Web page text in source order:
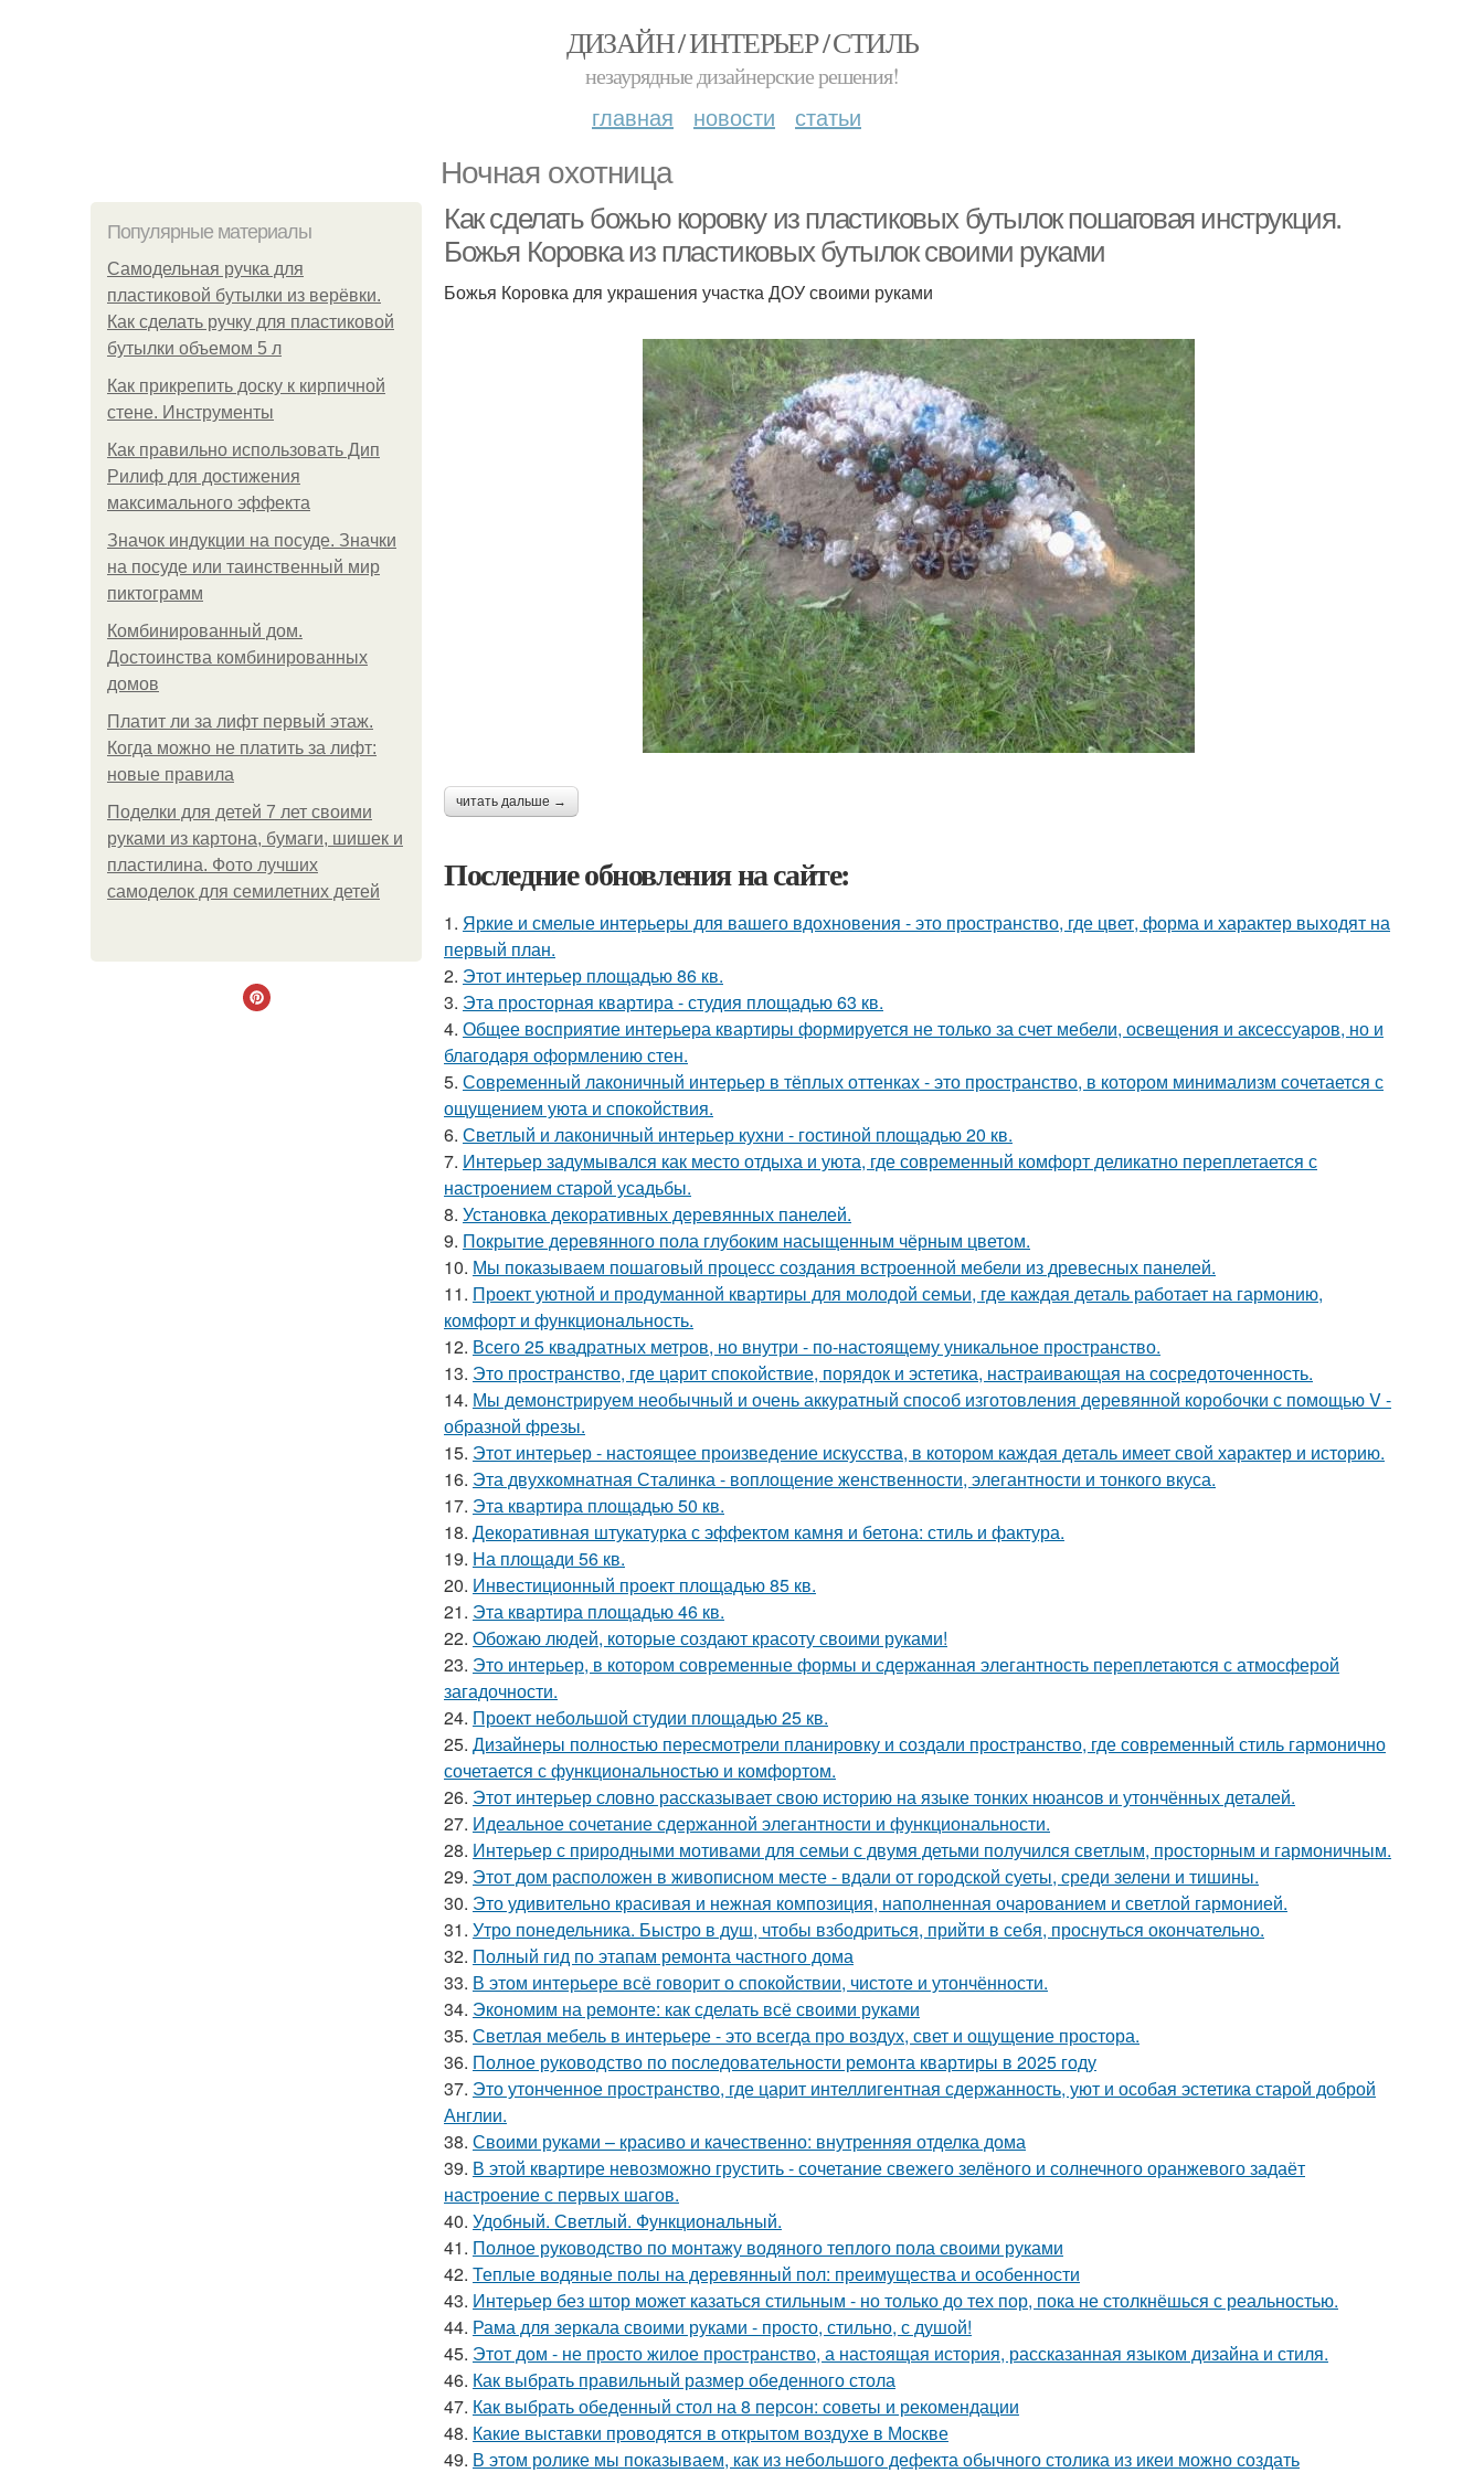
ДИЗАЙН / ИНТЕРЬЕР / СТИЛЬ
незаурядные дизайнерские решения!
главная новости статьи
Ночная охотница
Популярные материалы
Самодельная ручка для
пластиковой бутылки из верёвки.
Как сделать ручку для пластиковой
бутылки объемом 5 л
Как прикрепить доску к кирпичной
стене. Инструменты
Как правильно использовать Дип
Рилиф для достижения
максимального эффекта
Значок индукции на посуде. Значки
на посуде или таинственный мир
пиктограмм
Комбинированный дом.
Достоинства комбинированных
домов
Платит ли за лифт первый этаж.
Когда можно не платить за лифт:
новые правила
Поделки для детей 7 лет своими
руками из картона, бумаги, шишек и
пластилина. Фото лучших
самоделок для семилетних детей
Как сделать божью коровку из пластиковых бутылок пошаговая инструкция.
Божья Коровка из пластиковых бутылок своими руками
Божья Коровка для украшения участка ДОУ своими руками
читать дальше →
Последние обновления на сайте:
1. Яркие и смелые интерьеры для вашего вдохновения - это пространство, где цвет, форма и характер выходят на
первый план.
2. Этот интерьер площадью 86 кв.
3. Эта просторная квартира - студия площадью 63 кв.
4. Общее восприятие интерьера квартиры формируется не только за счет мебели, освещения и аксессуаров, но и
благодаря оформлению стен.
5. Современный лаконичный интерьер в тёплых оттенках - это пространство, в котором минимализм сочетается с
ощущением уюта и спокойствия.
6. Светлый и лаконичный интерьер кухни - гостиной площадью 20 кв.
7. Интерьер задумывался как место отдыха и уюта, где современный комфорт деликатно переплетается с
настроением старой усадьбы.
8. Установка декоративных деревянных панелей.
9. Покрытие деревянного пола глубоким насыщенным чёрным цветом.
10. Мы показываем пошаговый процесс создания встроенной мебели из древесных панелей.
11. Проект уютной и продуманной квартиры для молодой семьи, где каждая деталь работает на гармонию,
комфорт и функциональность.
12. Всего 25 квадратных метров, но внутри - по-настоящему уникальное пространство.
13. Это пространство, где царит спокойствие, порядок и эстетика, настраивающая на сосредоточенность.
14. Мы демонстрируем необычный и очень аккуратный способ изготовления деревянной коробочки с помощью V -
образной фрезы.
15. Этот интерьер - настоящее произведение искусства, в котором каждая деталь имеет свой характер и историю.
16. Эта двухкомнатная Сталинка - воплощение женственности, элегантности и тонкого вкуса.
17. Эта квартира площадью 50 кв.
18. Декоративная штукатурка с эффектом камня и бетона: стиль и фактура.
19. На площади 56 кв.
20. Инвестиционный проект площадью 85 кв.
21. Эта квартира площадью 46 кв.
22. Обожаю людей, которые создают красоту своими руками!
23. Это интерьер, в котором современные формы и сдержанная элегантность переплетаются с атмосферой
загадочности.
24. Проект небольшой студии площадью 25 кв.
25. Дизайнеры полностью пересмотрели планировку и создали пространство, где современный стиль гармонично
сочетается с функциональностью и комфортом.
26. Этот интерьер словно рассказывает свою историю на языке тонких нюансов и утончённых деталей.
27. Идеальное сочетание сдержанной элегантности и функциональности.
28. Интерьер с природными мотивами для семьи с двумя детьми получился светлым, просторным и гармоничным.
29. Этот дом расположен в живописном месте - вдали от городской суеты, среди зелени и тишины.
30. Это удивительно красивая и нежная композиция, наполненная очарованием и светлой гармонией.
31. Утро понедельника. Быстро в душ, чтобы взбодриться, прийти в себя, проснуться окончательно.
32. Полный гид по этапам ремонта частного дома
33. В этом интерьере всё говорит о спокойствии, чистоте и утончённости.
34. Экономим на ремонте: как сделать всё своими руками
35. Светлая мебель в интерьере - это всегда про воздух, свет и ощущение простора.
36. Полное руководство по последовательности ремонта квартиры в 2025 году
37. Это утонченное пространство, где царит интеллигентная сдержанность, уют и особая эстетика старой доброй
Англии.
38. Своими руками – красиво и качественно: внутренняя отделка дома
39. В этой квартире невозможно грустить - сочетание свежего зелёного и солнечного оранжевого задаёт
настроение с первых шагов.
40. Удобный. Светлый. Функциональный.
41. Полное руководство по монтажу водяного теплого пола своими руками
42. Теплые водяные полы на деревянный пол: преимущества и особенности
43. Интерьер без штор может казаться стильным - но только до тех пор, пока не столкнёшься с реальностью.
44. Рама для зеркала своими руками - просто, стильно, с душой!
45. Этот дом - не просто жилое пространство, а настоящая история, рассказанная языком дизайна и стиля.
46. Как выбрать правильный размер обеденного стола
47. Как выбрать обеденный стол на 8 персон: советы и рекомендации
48. Какие выставки проводятся в открытом воздухе в Москве
49. В этом ролике мы показываем, как из небольшого дефекта обычного столика из икеи можно создать